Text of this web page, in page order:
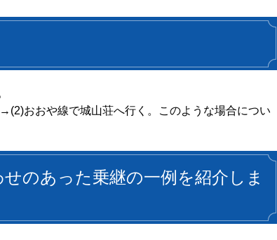
おおや線で城山荘へ行く。このような場合につい
のあった乗継の一例を紹介しま